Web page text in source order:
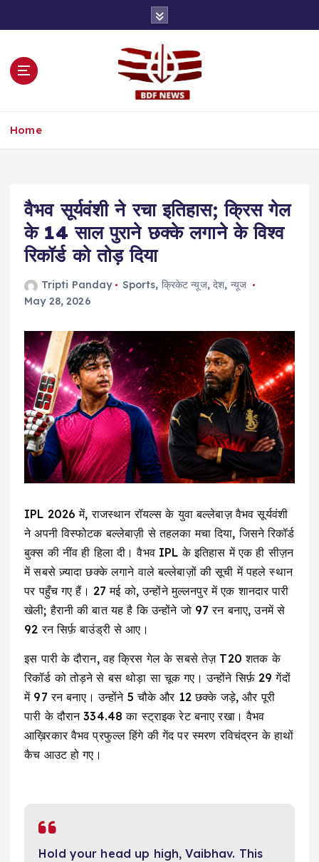
Home
वैभव सूर्यवंशी ने रचा इतिहास; क्रिस गेल
के 14 साल पुराने छक्के लगाने के विश्व
रिकॉर्ड को तोड़ दिया
Tripti Panday Sports, क्रिकेट न्यूज,देश, न्यूज
May 28, 2026
IPL 2026 में, राजस्थान रॉयल्स के युवा बल्लेबाज़ वैभव सूर्यवंशी
ने अपनी विस्फोटक बल्लेबाज़ी से तहलका मचा दिया, जिसने रिकॉर्ड
बुक्स की नींव ही हिला दी। वैभव IPL के इतिहास में एक ही सीज़न
में सबसे ज़्यादा छक्के लगाने वाले बल्लेबाज़ों की सूची में पहले स्थान
पर पहुँच गए हैं। 27 मई को, उन्होंने मुल्लनपुर में एक शानदार पारी
खेली; हैरानी की बात यह है कि उन्होंने जो 97 रन बनाए, उनमें से
92 रन सिर्फ़ बाउंड्री से आए।
इस पारी के दौरान, वह क्रिस गेल के सबसे तेज़ T20 शतक के
रिकॉर्ड को तोड़ने से बस थोड़ा सा चूक गए। उन्होंने सिर्फ़ 29 गेंदों
में 97 रन बनाए। उन्होंने 5 चौके और 12 छक्के जड़े, और पूरी
पारी के दौरान 334.48 का स्ट्राइक रेट बनाए रखा। वैभव
आख़िरकार वैभव प्रफुल्ल हिंगे की गेंद पर स्मरण रविचंद्रन के हाथों
कैच आउट हो गए।
Hold your head up high, Vaibhav. This